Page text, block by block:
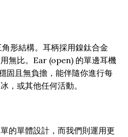
形結構。耳柄採用鎳鈦合金
無比。Ear (open) 的單邊耳機
固且無負擔，能伴隨你進行每
，或其他任何活動。
的單體設計，而我們則運用更